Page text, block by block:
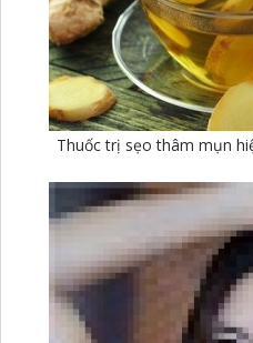
Thuốc trị sẹo thâm mụn